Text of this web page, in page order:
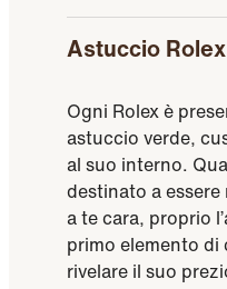
Astuccio Rolex
Ogni Rolex è
astuccio verde,
al suo interno.
destinato a
a te cara, proprio
primo elemento
rivelare il suo